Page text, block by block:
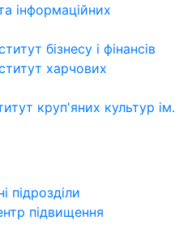
інформаційних
бізнесу і фінансів
харчових
круп'яних культур ім.
підрозділи
підвищення